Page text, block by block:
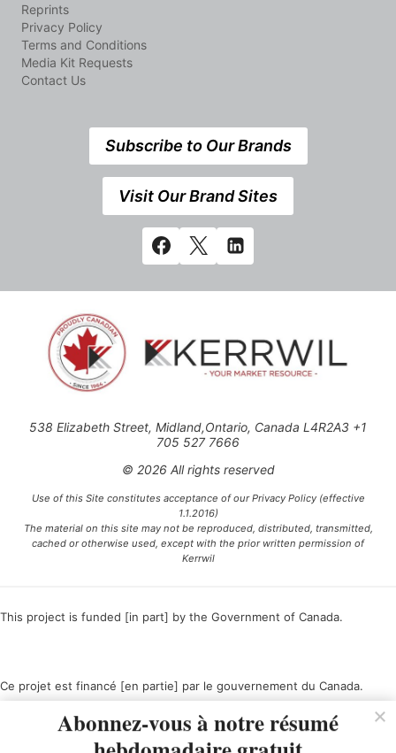
Reprints
Privacy Policy
Terms and Conditions
Media Kit Requests
Contact Us
Subscribe to Our Brands
Visit Our Brand Sites
538 Elizabeth Street, Midland,Ontario, Canada L4R2A3 +1
705 527 7666
© 2026 All rights reserved
Use of this Site constitutes acceptance of our Privacy Policy (effective
1.1.2016)
The material on this site may not be reproduced, distributed, transmitted,
cached or otherwise used, except with the prior written permission of
Kerrwil
This project is funded [in part] by the Government of Canada.
Ce projet est financé [en partie] par le gouvernement du Canada.
Abonnez-vous à notre résumé